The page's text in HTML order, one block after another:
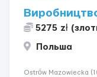
5275 zł
Польша
Ostrów Mazowiecka